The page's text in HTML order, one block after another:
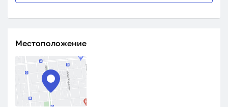
Местоположение